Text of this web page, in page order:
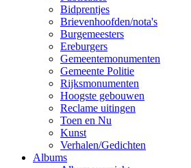
Bidprentjes
Brievenhoofden/nota's
Burgemeesters
Ereburgers
Gemeentemonumenten
Gemeente Politie
Rijksmonumenten
Hoogste gebouwen
Reclame uitingen
Toen en Nu
Kunst
Verhalen/Gedichten
Albums